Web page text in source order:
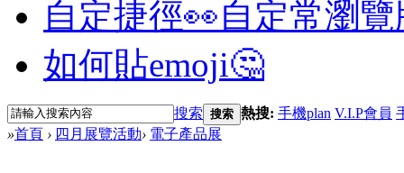
自定捷徑👀自定常瀏
如何貼emoji🤔
搜索 搜索 熱搜: 手機plan V.I.P會員
»首頁 › 四月展覽活動› 電子產品展